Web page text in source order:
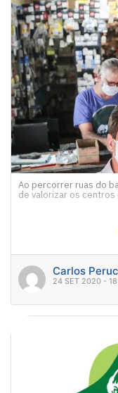
Ao percorrer ruas do
de valorizar os
Carlos
24 SET 2020 -